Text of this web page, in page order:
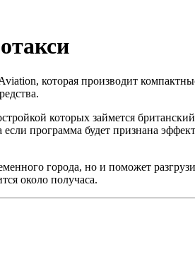
которая производит
которых займется
программа будет признана
города, но и поможет
около получаса.